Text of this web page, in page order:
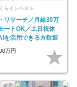
らインベスト
リサーチ／月給30万
ートOK／土日祝休
を活用できる方歓迎
万円